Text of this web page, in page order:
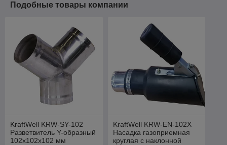
Подобные товары компании
KraftWell KRW-SY-102
Разветвитель Y-образный
102х102x102 мм
KraftWell KRW-EN-102X
Насадка газоприемная
круглая с наклонной